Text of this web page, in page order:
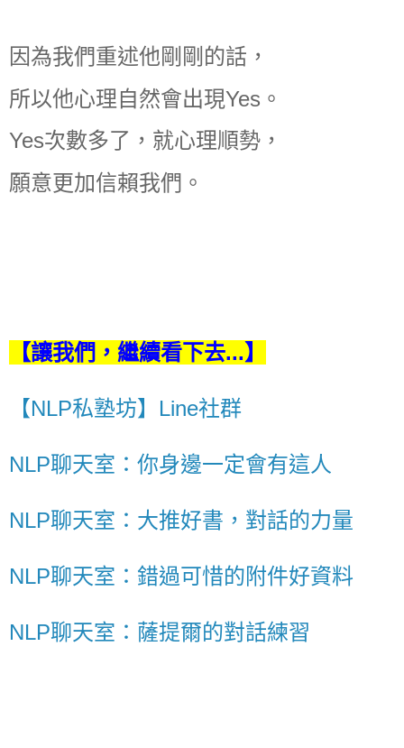
因為我們重述他剛剛的話，
所以他心理自然會出現Yes。
Yes次數多了，就心理順勢，
願意更加信賴我們。
【讓我們，繼續看下去...】
【NLP私塾坊】Line社群
NLP聊天室：你身邊一定會有這人
NLP聊天室：大推好書，對話的力量
NLP聊天室：錯過可惜的附件好資料
NLP聊天室：薩提爾的對話練習